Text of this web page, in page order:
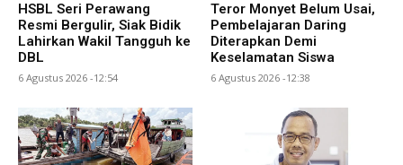
HSBL Seri Perawang
Resmi Bergulir, Siak Bidik
Lahirkan Wakil Tangguh ke
DBL
6 Agustus 2026 -12:54
Teror Monyet Belum Usai,
Pembelajaran Daring
Diterapkan Demi
Keselamatan Siswa
6 Agustus 2026 -12:38